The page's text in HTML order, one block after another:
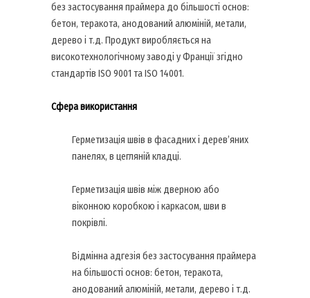
без застосування праймера до більшості основ:
бетон, теракота, анодований алюміній, метали,
дерево і т.д. Продукт виробляється на
високотехнологічному заводі у Франції згідно
стандартів ISO 9001 та ISO 14001.
Сфера використання
Герметизація швів в фасадних і дерев’яних
панелях, в цегляній кладці.
Герметизація швів між дверною або
віконною коробкою і каркасом, шви в
покрівлі.
Відмінна адгезія без застосування праймера
на більшості основ: бетон, теракота,
анодований алюміній, метали, дерево і т.д.